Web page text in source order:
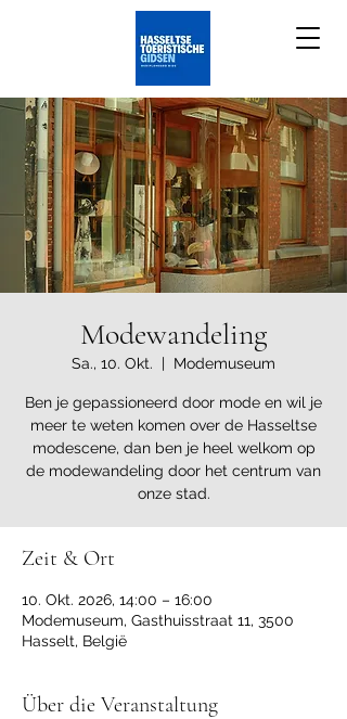
Modewandeling
Sa., 10. Okt.
  |
Modemuseum
Ben je gepassioneerd door mode en wil je
meer te weten komen over de Hasseltse
modescene, dan ben je heel welkom op
de modewandeling door het centrum van
onze stad.
Zeit & Ort
10. Okt. 2026, 14:00 – 16:00
Modemuseum, Gasthuisstraat 11, 3500
Hasselt, België
Über die Veranstaltung